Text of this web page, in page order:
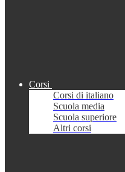
Corsi
Corsi di italiano
Scuola media
Scuola superiore
Altri corsi